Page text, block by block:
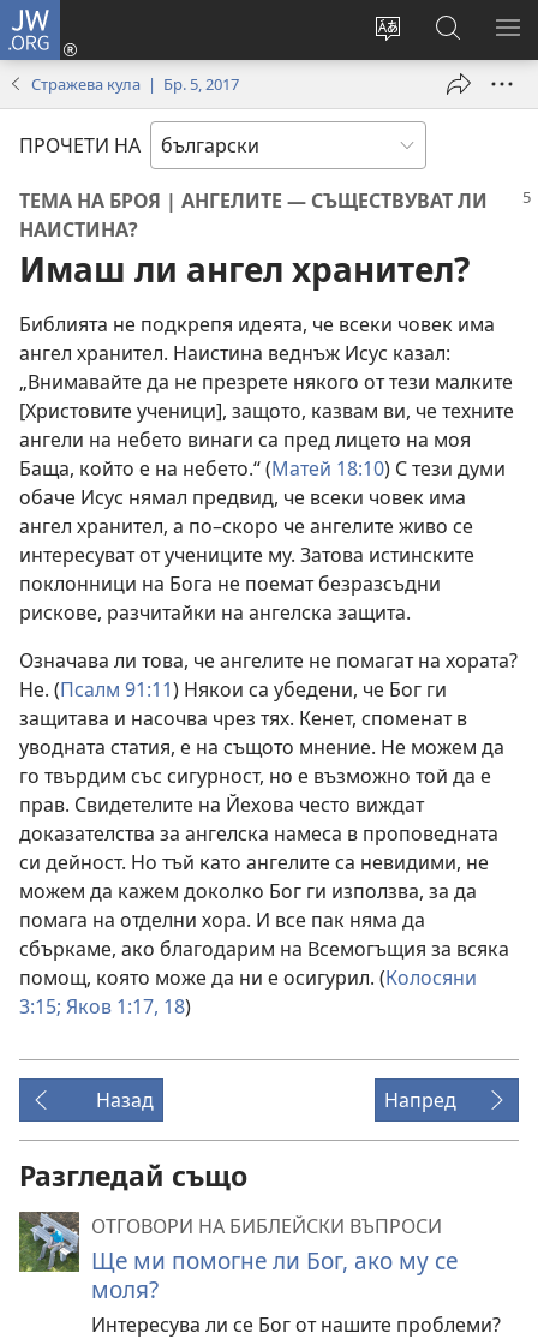
JW.ORG
Смени
сайта
Влез
(отваря
прозорец)
Търсене
в
JW.ORG
Стражева кула | Бр. 5, 2017
ПРОЧЕТИ НА
ТЕМА НА БРОЯ | АНГЕЛИТЕ — СЪЩЕСТВУВАТ ЛИ
НАИСТИНА?
Имаш ли ангел хранител?
Библията не подкрепя идеята, че всеки човек има
ангел хранител. Наистина веднъж Исус казал:
„Внимавайте да не презрете някого от тези малките
[Христовите ученици], защото, казвам ви, че техните
ангели на небето винаги са пред лицето на моя
Баща, който е на небето.“ (Матей 18:10) С тези думи
обаче Исус нямал предвид, че всеки човек има
ангел хранител, а по–скоро че ангелите живо се
интересуват от учениците му. Затова истинските
поклонници на Бога не поемат безразсъдни
рискове, разчитайки на ангелска защита.
Означава ли това, че ангелите не помагат на хората?
Не. (Псалм 91:11) Някои са убедени, че Бог ги
защитава и насочва чрез тях. Кенет, споменат в
уводната статия, е на същото мнение. Не можем да
го твърдим със сигурност, но е възможно той да е
прав. Свидетелите на Йехова често виждат
доказателства за ангелска намеса в проповедната
си дейност. Но тъй като ангелите са невидими, не
можем да кажем доколко Бог ги използва, за да
помага на отделни хора. И все пак няма да
сбъркаме, ако благодарим на Всемогъщия за всяка
помощ, която може да ни е осигурил. (Колосяни
3:15; Яков 1:17, 18)
Назад Напред
Разгледай също
ОТГОВОРИ НА БИБЛЕЙСКИ ВЪПРОСИ
Ще ми помогне ли Бог, ако му се
моля?
Интересува ли се Бог от нашите проблеми?